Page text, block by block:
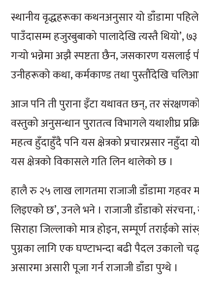
स्थानीय वृद्धहरूका कथनअनुसार यो डाँडामा
पाउँदासम्म हजुरबुबाको पालादेखि त्यस्तै थियो’,
गर्‍यो भन्नेमा अझै स्पष्टता छैन, जसकारण
उनीहरूको कथा, कर्मकाण्ड तथा पुस्तौँदेखि
आज पनि ती पुराना इँटा यथावत छन्, तर
वस्तुको अनुसन्धान पुरातत्व विभागले यथाशीघ्र
महत्व हुँदाहुँदै पनि यस क्षेत्रको प्रचारप्रसार
यस क्षेत्रको विकासले गति लिन थालेको छ ।
हालै रु २५ लाख लागतमा राजाजी डाँडामा
लिइएको छ’, उनले भने । राजाजी डाँडाको
सिराहा जिल्लाको मात्र होइन, सम्पूर्ण तराईको
पुग्नका लागि एक घण्टाभन्दा बढी पैदल उकालो
असारमा असारी पूजा गर्न राजाजी डाँडा पुग्थे ।